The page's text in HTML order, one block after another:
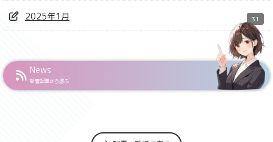
2025年1月 31
News
新着記事から選ぶ